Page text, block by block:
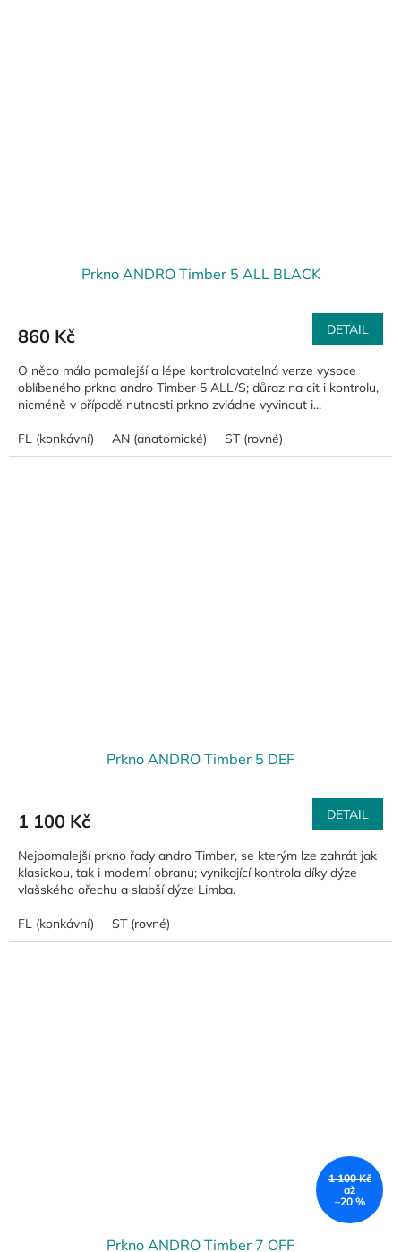
Prkno ANDRO Timber 5 ALL BLACK
860 Kč DETAIL
O něco málo pomalejší a lépe kontrolovatelná verze vysoce
oblíbeného prkna andro Timber 5 ALL/S; důraz na cit i kontrolu,
nicméně v případě nutnosti prkno zvládne vyvinout i...
FL (konkávní) AN (anatomické) ST (rovné)
Prkno ANDRO Timber 5 DEF
1 100 Kč DETAIL
Nejpomalejší prkno řady andro Timber, se kterým lze zahrát jak
klasickou, tak i moderní obranu; vynikající kontrola díky dýze
vlašského ořechu a slabší dýze Limba.
FL (konkávní) ST (rovné)
1 100 Kč
až
–20 %
Prkno ANDRO Timber 7 OFF